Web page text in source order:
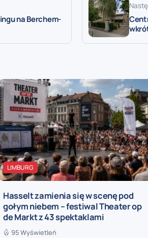
na Berchem-
LIMBURG
Hasselt zamienia się w scenę pod
gołym niebem – festiwal Theater op
de Markt z 43 spektaklami
95 Wyświetleń